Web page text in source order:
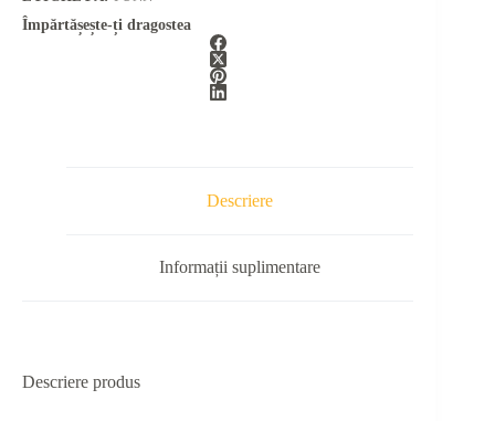
Împărtășește-ți dragostea
Descriere
Informații suplimentare
Descriere produs